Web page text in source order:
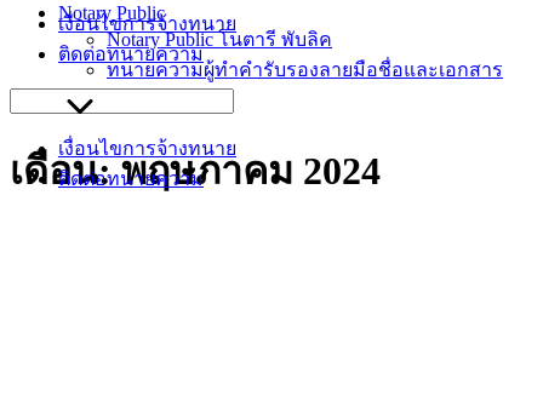
Notary Public
Notary Public โนตารี พับลิค
ทนายความผู้ทำคำรับรองลายมือชื่อและเอกสาร
เงื่อนไขการจ้างทนาย
ติดต่อทนายความ
เงื่อนไขการจ้างทนาย
ติดต่อทนายความ
for:
เดือน:พฤษภาคม 2024